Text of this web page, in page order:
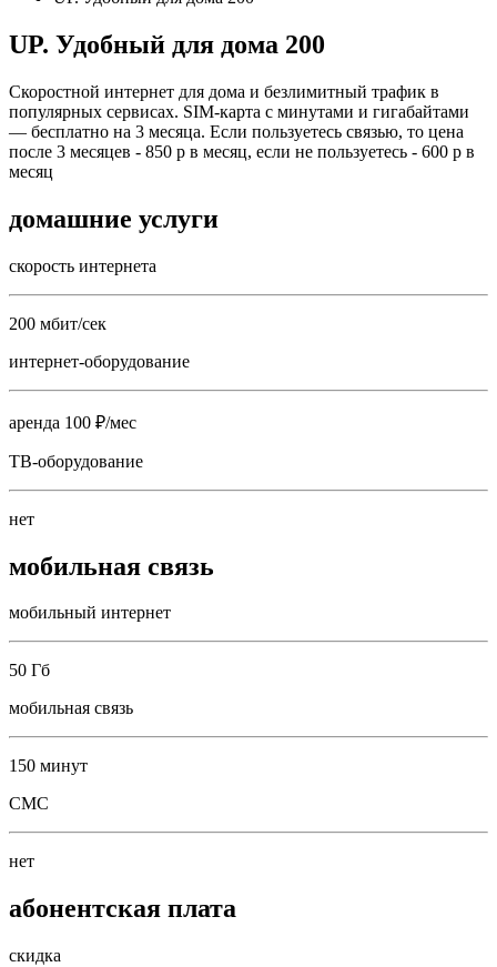
UP. Удобный для дома 200
Скоростной интернет для дома и безлимитный трафик в
популярных сервисах. SIM-карта с минутами и гигабайтами
— бесплатно на 3 месяца. Если пользуетесь связью, то цена
после 3 месяцев - 850 р в месяц, если не пользуетесь - 600 р в
месяц
домашние услуги
скорость интернета
200 мбит/сек
интернет-оборудование
аренда 100 ₽/мес
ТВ-оборудование
нет
мобильная связь
мобильный интернет
50 Гб
мобильная связь
150 минут
СМС
нет
абонентская плата
скидка